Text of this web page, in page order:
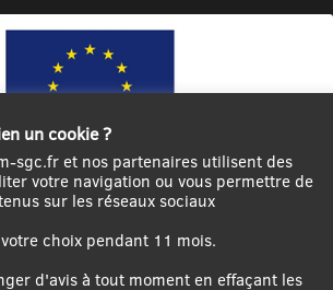
par l’Union européenne avec le Fonds
du
légales
un cookie ?
sgc.fr et nos partenaires utilisent des
votre navigation ou vous permettre de
sur les réseaux sociaux
choix pendant 11 mois.
d'avis à tout moment en effaçant les